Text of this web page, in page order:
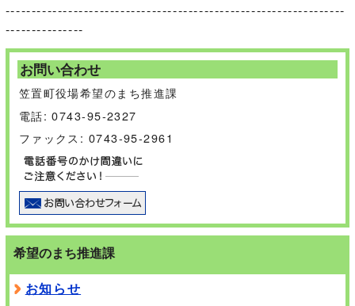
-----------------------------------------------------------------
---------------
お問い合わせ
笠置町役場希望のまち推進課
電話: 0743-95-2327
ファックス: 0743-95-2961
希望のまち推進課
お知らせ